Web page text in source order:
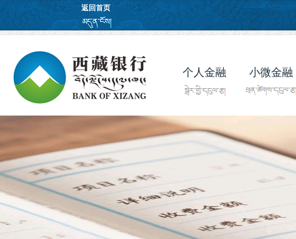
返回首页
个人金融 小微金融